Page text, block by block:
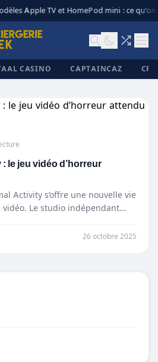
Apple TV et HomePod mini : ce qu’on
CASINO CAPTAINCAZ
le jeu vidéo d’horreur
Activity s’offre une nouvelle vie
Le studio indépendant
26 octobre 2025